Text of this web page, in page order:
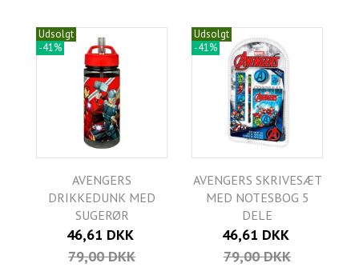
Udsolgt
-41%
AVENGERS
DRIKKEDUNK MED
SUGERØR
46,61 DKK
79,00 DKK
Udsolgt
-41%
AVENGERS SKRIVESÆT
MED NOTESBOG 5
DELE
46,61 DKK
79,00 DKK